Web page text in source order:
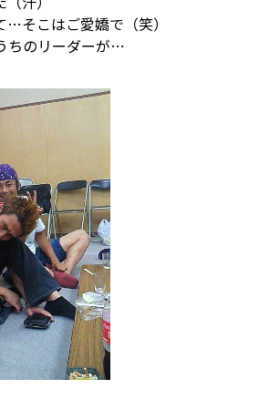
…そこはご愛嬌で（笑）
ちのリーダーが…